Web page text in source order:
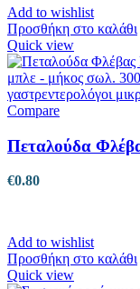
Add to wishlist
Προσθήκη στο καλάθι
Quick view
Compare
Πεταλούδα
€0.80
Add to wishlist
Προσθήκη στο καλάθι
Quick view